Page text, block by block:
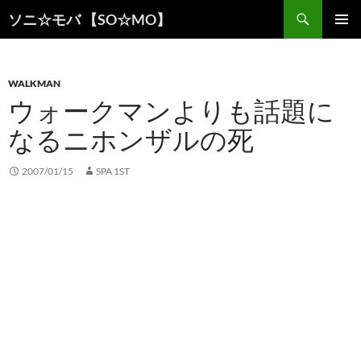
ソニ☆モバ 【SO☆MO】
索
ン
へ
ス
キ
ッ
WALKMAN
ウォークマンよりも話題に
なるニホンザルの死
2007/01/15 SPA 1ST